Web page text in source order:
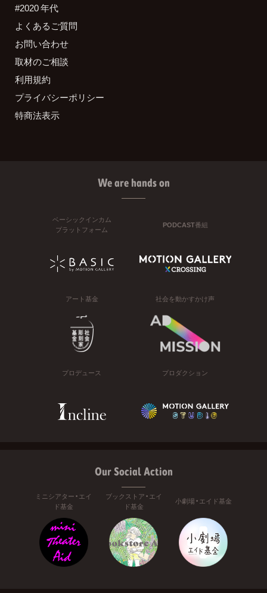
#2020 年代
よくあるご質問
お問い合わせ
取材のご相談
利用規約
プライバシーポリシー
特商法表示
We are hands on
ベーシックインカム
プラットフォーム
PODCAST番組
アート基金 社会を動かすかけ声
プロデュース プロダクション
Our Social Action
ミニシアター・エイ
ド基金
ブックストア・エイ
ド基金
小劇場・エイド基金